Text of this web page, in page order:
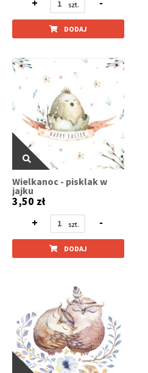
+ -
DODAJ
Wielkanoc - pisklak w
jajku
3,50 zł
+
-
DODAJ